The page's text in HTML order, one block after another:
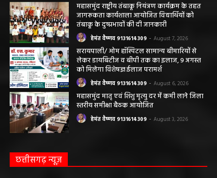
महासमुंद राष्ट्रीय तंबाकू नियंत्रण कार्यक्रम के तहत
जागरूकता कार्यशाला आयोजित विद्यार्थियों को
तंबाकू के दुष्प्रभावों की दी जानकारी
हेमंत वैष्णव 9131614309 - August 7, 2026
सरायपाली/ ओम हॉस्पिटल सामान्य बीमारियों से
लेकर डायबिटीज व बीपी तक का इलाज, 9 अगस्त
को मिलेगा विशेषज्ञ ईलाज परामर्श
हेमंत वैष्णव 9131614309 - August 6, 2026
महासमुंद मातृ एवं शिशु मृत्यु दर में कमी लाने जिला
स्तरीय समीक्षा बैठक आयोजित
हेमंत वैष्णव 9131614309 - August 3, 2026
छत्तीसगढ़ न्यूज़